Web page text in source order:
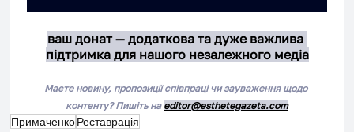
ваш донат — додаткова та дуже важлива
підтримка для нашого незалежного медіа
Маєте новину, пропозиції співпраці чи зауваження щодо
контенту? Пишіть на editor@esthetegazeta.com
ПримаченкоРеставрація